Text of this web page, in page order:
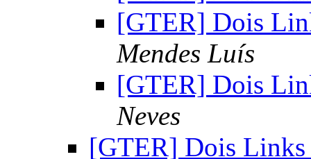
[GTER] Dois
Mendes Luís
[GTER] Dois
Neves
[GTER] Dois Links